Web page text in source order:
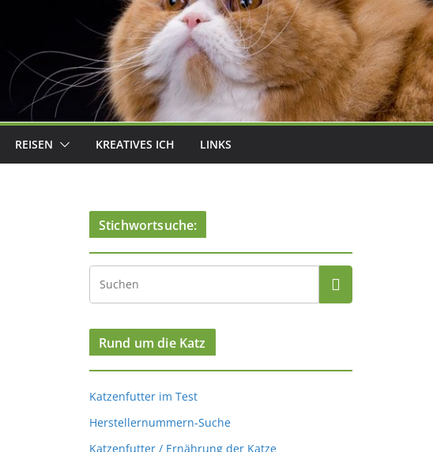
REISEN KREATIVES ICH LINKS
Stichwortsuche:
Rund um die Katz
Katzenfutter im Test
Herstellernummern-Suche
Katzenfutter / Ernährung der Katze